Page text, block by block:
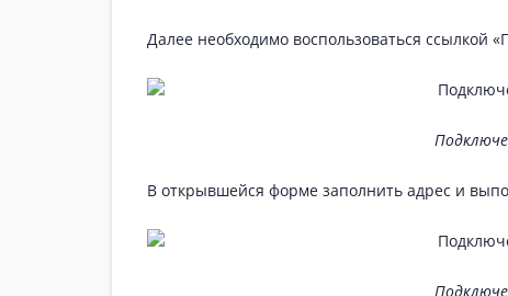
Далее необходимо воспользоваться ссылкой
В открывшейся форме заполнить адрес и